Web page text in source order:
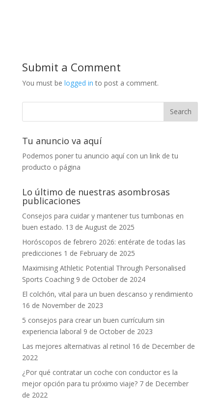
Submit a Comment
You must be logged in to post a comment.
Tu anuncio va aquí
Podemos poner tu anuncio aquí con un link de tu
producto o página
Lo último de nuestras asombrosas
publicaciones
Consejos para cuidar y mantener tus tumbonas en
buen estado. 13 de August de 2025
Horóscopos de febrero 2026: entérate de todas las
predicciones 1 de February de 2025
Maximising Athletic Potential Through Personalised
Sports Coaching 9 de October de 2024
El colchón, vital para un buen descanso y rendimiento
16 de November de 2023
5 consejos para crear un buen currículum sin
experiencia laboral 9 de October de 2023
Las mejores alternativas al retinol 16 de December de
2022
¿Por qué contratar un coche con conductor es la
mejor opción para tu próximo viaje? 7 de December
de 2022